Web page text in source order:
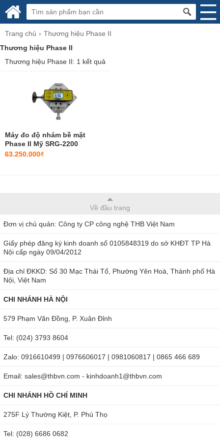
Trang chủ
Thương hiệu Phase II
Thương hiệu Phase II
Thương hiệu Phase II: 1 kết quả
Máy đo độ nhám bề mặt
Phase II Mỹ SRG-2200
63.250.000₫
Thông số độ nhám bề mặt: Ra (ISO),
0.1-50µm/ Rms: 0.05-10.0 µm/ Rt:
Màn hình hiển thị: 1.14 inch IPS TFT
0,10in (0.25, 0.80, 2,50mm)
Bộ lọc: Gauss Dig
Về đầu trang
Đơn vị chủ quản: Công ty CP công nghệ THB Việt Nam
Giấy phép đăng ký kinh doanh số 0105848319 do sở KHĐT TP Hà
Nội cấp ngày 09/04/2012
Địa chỉ ĐKKD: Số 30 Mạc Thái Tổ, Phường Yên Hoà, Thành phố Hà
Nội, Việt Nam
CHI NHÁNH HÀ NỘI
579 Phạm Văn Đồng, P. Xuân Đỉnh
Tel: (024) 3793 8604
Zalo: 0916610499 | 0976606017 | 0981060817 | 0865 466 689
Email: sales@thbvn.com - kinhdoanh1@thbvn.com
CHI NHÁNH HỒ CHÍ MINH
275F Lý Thường Kiệt, P. Phú Thọ
Tel: (028) 6686 0682